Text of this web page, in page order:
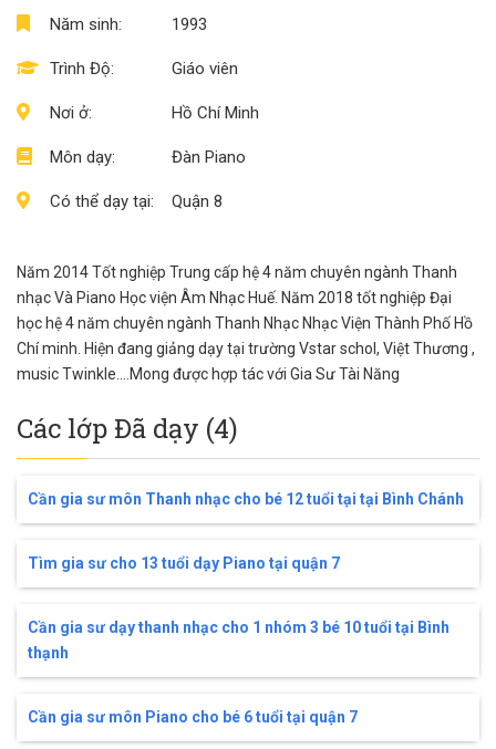
Năm sinh:
Trình Độ:
Nơi ở:
Môn dạy:
Có thể dạy tại:
1993
Giáo viên
Hồ Chí Minh
Đàn Piano
Quận 8
Năm 2014 Tốt nghiệp Trung cấp hệ 4 năm chuyên ngành Thanh
nhạc Và Piano Học viện Âm Nhạc Huế. Năm 2018 tốt nghiệp Đại
học hệ 4 năm chuyên ngành Thanh Nhạc Nhạc Viện Thành Phố Hồ
Chí minh. Hiện đang giảng dạy tại trường Vstar schol, Việt Thương ,
music Twinkle....Mong được hợp tác với Gia Sư Tài Năng
Các lớp Đã dạy (4)
Cần gia sư môn Thanh nhạc cho bé 12 tuổi tại tại Bình Chánh
Tìm gia sư cho 13 tuổi dạy Piano tại quận 7
Cần gia sư dạy thanh nhạc cho 1 nhóm 3 bé 10 tuổi tại Bình
thạnh
Cần gia sư môn Piano cho bé 6 tuổi tại quận 7